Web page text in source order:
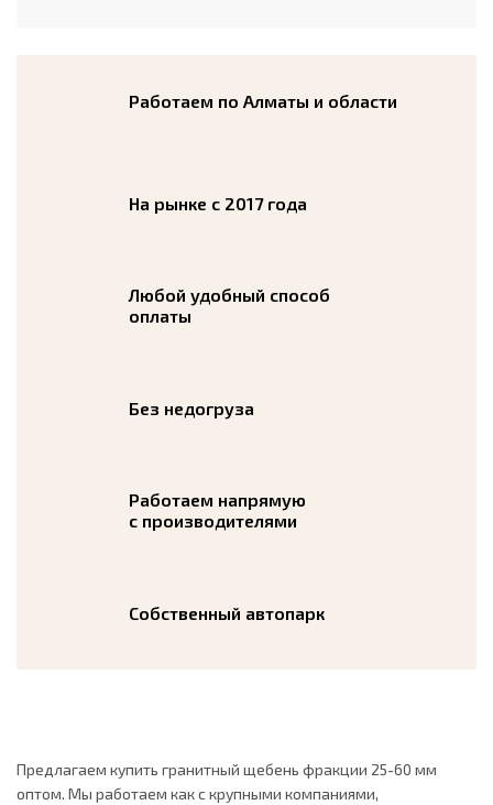
Работаем по Алматы и области
На рынке с 2017 года
Любой удобный способ
оплаты
Без недогруза
Работаем напрямую
с производителями
Собственный автопарк
Предлагаем купить гранитный щебень фракции 25-60 мм
оптом. Мы работаем как с крупными компаниями,